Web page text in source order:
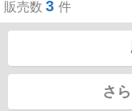
販売数 3 件
さ